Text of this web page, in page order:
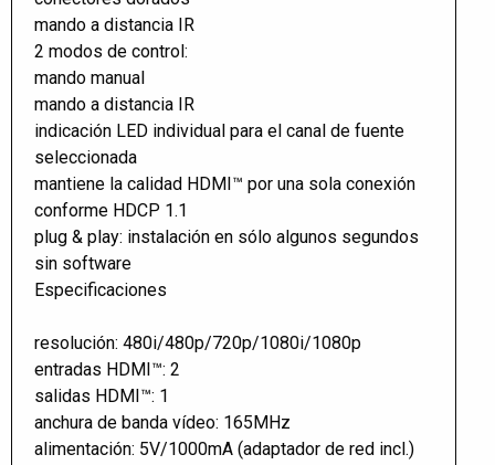
mando a distancia IR
2 modos de control:
mando manual
mando a distancia IR
indicación LED individual para el canal de fuente
seleccionada
mantiene la calidad HDMI™ por una sola conexión
conforme HDCP 1.1
plug & play: instalación en sólo algunos segundos
sin software
Especificaciones
resolución: 480i/480p/720p/1080i/1080p
entradas HDMI™: 2
salidas HDMI™: 1
anchura de banda vídeo: 165MHz
alimentación: 5V/1000mA (adaptador de red incl.)